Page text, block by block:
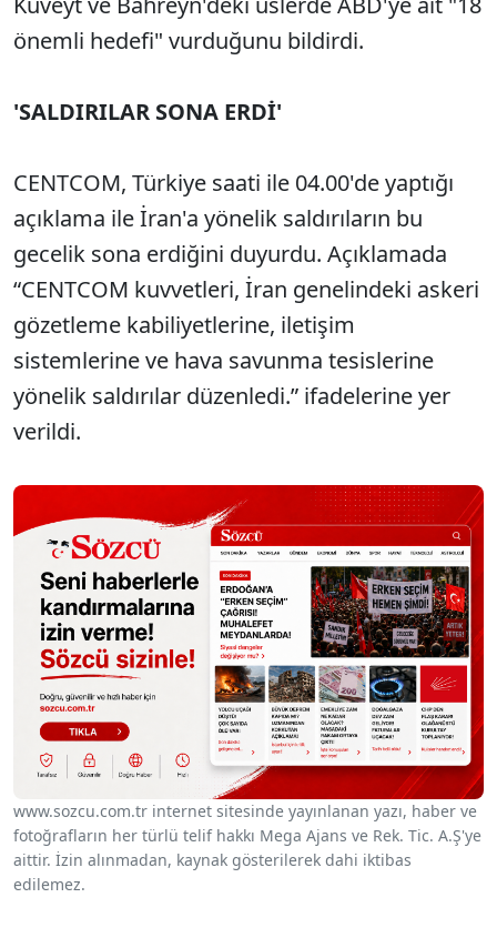
önemli hedefi" vurduğunu bildirdi.
'SALDIRILAR SONA ERDİ'
CENTCOM, Türkiye saati ile 04.00'de yaptığı
açıklama ile İran'a yönelik saldırıların bu
gecelik sona erdiğini duyurdu. Açıklamada
“CENTCOM kuvvetleri, İran genelindeki askeri
gözetleme kabiliyetlerine, iletişim
sistemlerine ve hava savunma tesislerine
yönelik saldırılar düzenledi.” ifadelerine yer
verildi.
www.sozcu.com.tr internet sitesinde yayınlanan yazı, haber ve
fotoğrafların her türlü telif hakkı Mega Ajans ve Rek. Tic. A.Ş'ye
aittir. İzin alınmadan, kaynak gösterilerek dahi iktibas
edilemez.